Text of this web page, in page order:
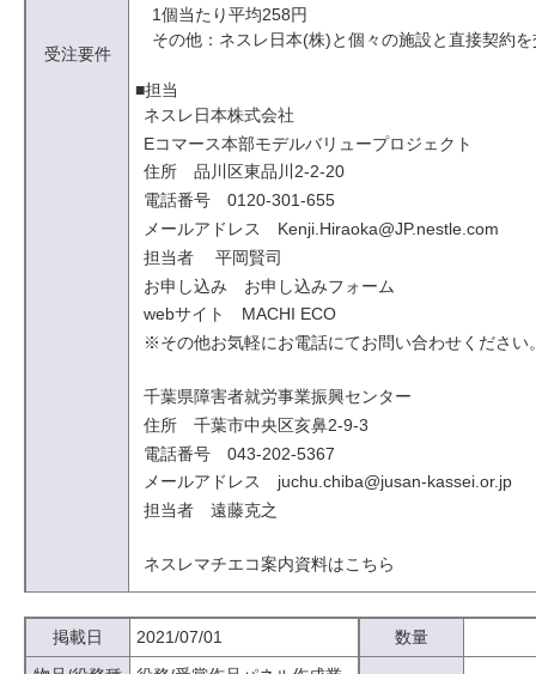
受注要件
1個当たり平均258円
その他：ネスレ日本(株)と個々の施設と直接契約
■担当
ネスレ日本株式会社
Eコマース本部モデルバリュープロジェクト
住所 品川区東品川2-2-20
電話番号 0120-301-655
メールアドレス Kenji.Hiraoka@JP.nestle.com
担当者 平岡賢司
お申し込み お申し込みフォーム
webサイト MACHI ECO
※その他お気軽にお電話にてお問い合わせください
千葉県障害者就労事業振興センター
住所 千葉市中央区亥鼻2-9-3
電話番号 043-202-5367
メールアドレス juchu.chiba@jusan-kassei.or.jp
担当者 遠藤克之
ネスレマチエコ案内資料はこちら
掲載日 2021/07/01
数量